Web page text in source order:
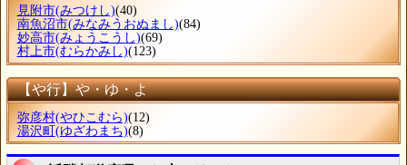
見附市(みつけし)(40)
南魚沼市(みなみうおぬまし)(84)
妙高市(みょうこうし)(69)
村上市(むらかみし)(123)
【や行】や・ゆ・よ
弥彦村(やひこむら)(12)
湯沢町 (ゆざわまち)(8)